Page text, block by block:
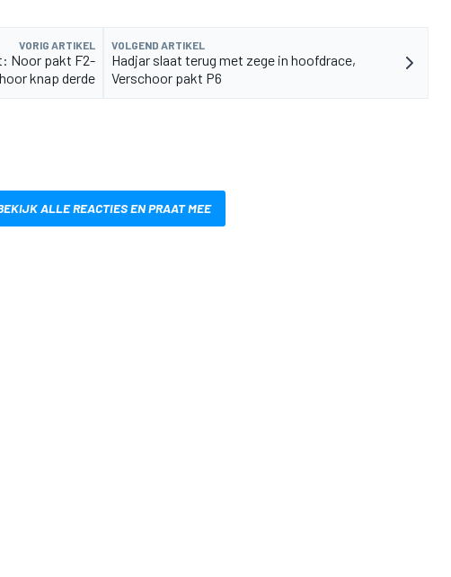
VORIG ARTIKEL
Noor pakt F2-
knap derde
VOLGEND ARTIKEL
Hadjar slaat terug met zege in hoofdrace,
Verschoor pakt P6
ALLE REACTIES EN PRAAT MEE